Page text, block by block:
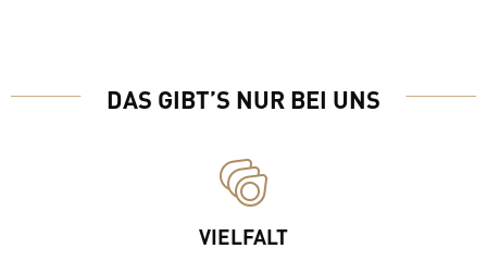
DAS GIBT’S NUR BEI UNS
VIELFALT